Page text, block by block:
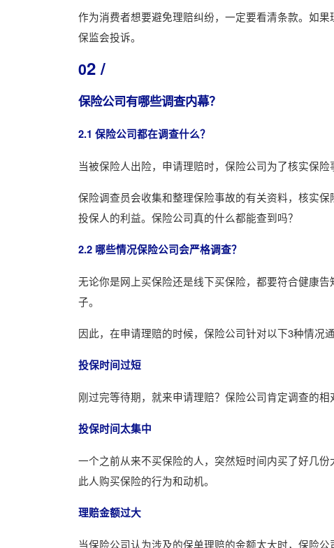
作为消费者想要避免理赔纠纷，一定要看清条款。如
保监会投诉。
02 /
保险公司有哪些调查内幕？
2.1 保险公司都在调查什么？
当被保险人出险，申请理赔时，保险公司为了核实保险
保险调查员会收集和整理保险事故的有关资料，核实
投保人的利益。保险公司真的什么都能查到吗？
2.2 哪些情况保险公司会严格调查？
无论你是网上买保险还是线下买保险，都要符合健康
子。
因此，在申请理赔的时候，保险公司针对以下3种情况
投保时间过短
刚过完等待期，就来申请理赔？保险公司肯定调查的
投保时间太集中
一个之前从来不买保险的人，突然短时间内买了好几
此人购买保险的行为和动机。
理赔金额过大
当保险公司认为涉及的保单理赔的金额太大时，保险